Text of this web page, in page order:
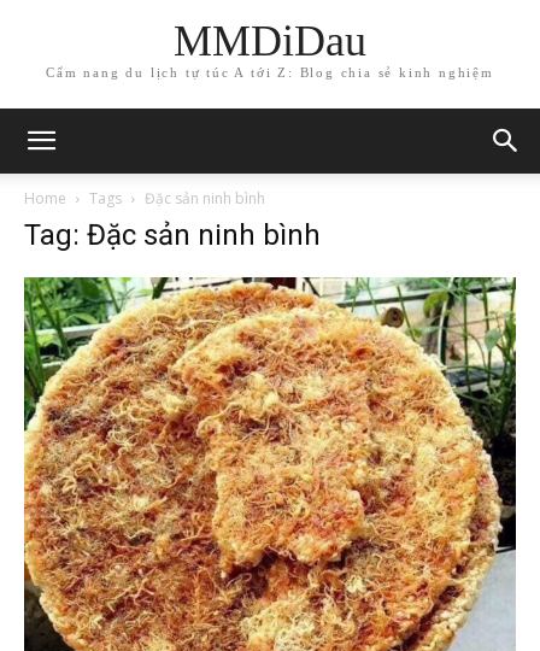
MMDiDau
Cẩm nang du lịch tự túc A tới Z: Blog chia sẻ kinh nghiệm
Home Tags Đặc sản ninh bình
Tag: Đặc sản ninh bình